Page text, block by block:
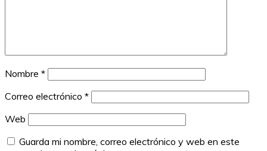
Nombre *
Correo electrónico *
Web
Guarda mi nombre, correo electrónico y web en este